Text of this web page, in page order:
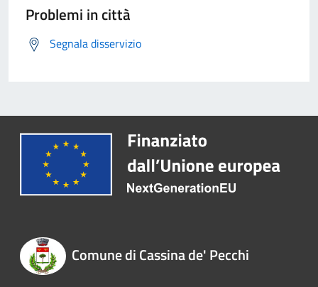
Problemi in città
Segnala disservizio
Comune di Cassina de' Pecchi